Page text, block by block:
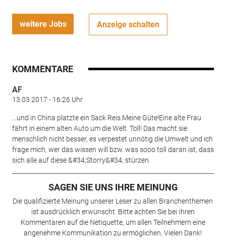
weitere Jobs Anzeige schalten
KOMMENTARE
AF
13.03.2017 - 16:26 Uhr
...und in China platzte ein Sack Reis.Meine Güte!Eine alte Frau
fährt in einem alten Auto um die Welt. Toll! Das macht sie
menschlich nicht besser, es verpestet unnötig die Umwelt und ich
frage mich, wer das wissen will bzw. was sooo toll daran ist, dass
sich alle auf diese &#34;Storry&#34; stürzen.
SAGEN SIE UNS IHRE MEINUNG
Die qualifizierte Meinung unserer Leser zu allen Branchenthemen
ist ausdrücklich erwünscht. Bitte achten Sie bei Ihren
Kommentaren auf die Netiquette, um allen Teilnehmern eine
angenehme Kommunikation zu ermöglichen. Vielen Dank!